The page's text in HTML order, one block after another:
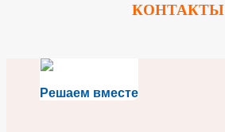
КОНТАКТЫ
Решаем вместе